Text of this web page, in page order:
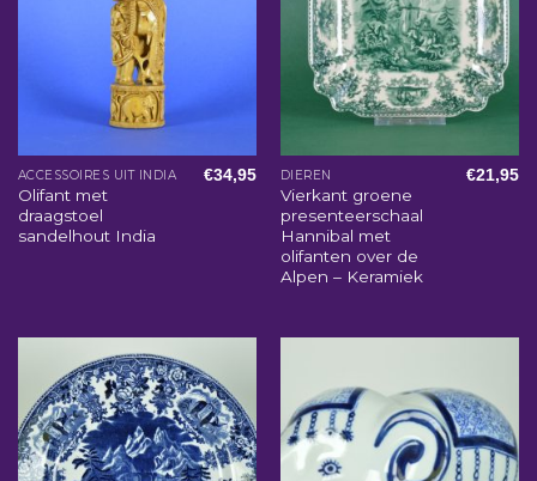
ACCESSOIRES UIT INDIA
Olifant met
draagstoel
sandelhout India
€34,95 DIEREN
Vierkant groene
presenteerschaal
Hannibal met
olifanten over de
Alpen – Keramiek
€21,95